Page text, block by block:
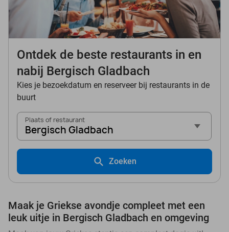
Ontdek de beste restaurants in en
nabij Bergisch Gladbach
Kies je bezoekdatum en reserveer bij restaurants in de
buurt
Plaats of restaurant
Bergisch Gladbach
Zoeken
Maak je Griekse avondje compleet met een
leuk uitje in Bergisch Gladbach en omgeving